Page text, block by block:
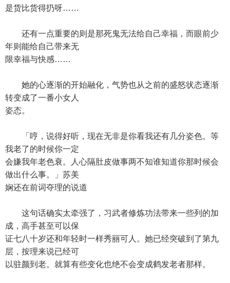
是货比货得扔呀……
还有一点重要的则是那死鬼无法给自己幸福，而眼前少
年则能给自己带来无
限幸福与快感……
她的心逐渐的开始融化，气势也从之前的盛怒状态逐渐
转变成了一番小女人
姿态。
「哼，说得好听，现在无非是你看我还有几分姿色。等
我老了的时候你一定
会嫌我年老色衰。人心隔肚皮做事两不知谁知道你那时候会
做出什么事。」苏美
娴还在前词夺理的说道
这句话确实太牵强了，习武者修炼功法带来一些列的加
成，高手甚至可以保
证七八十岁还和年轻时一样秀丽可人。她已经突破到了第九
层，按理来说已经可
以驻颜到老。就算有些变化也绝不会变成鹤发老者那样。